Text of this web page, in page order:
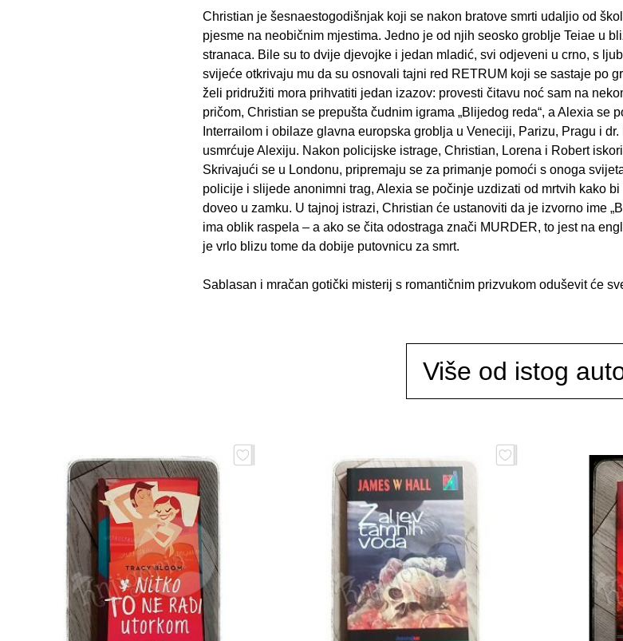
Christian je šesnaestogodišnjak koji se nakon bratove smrti udaljio od
pjesme na neobičnim mjestima. Jedno je od njih seosko groblje Teiae u
stranaca. Bile su to dvije djevojke i jedan mladić, svi odjeveni u crno, s
svijeće otkrivaju mu da su osnovali tajni red RETRUM koji se sastaje po
želi pridružiti mora prihvatiti jedan izazov: provesti čitavu noć sam na
pričom, Christian se prepušta čudnim igrama „Blijedog reda“, a Alexia
Interrailom i obilaze glavna europska groblja u Veneciji, Parizu, Pragu i
usmrćuje Alexiju. Nakon policijske istrage, Christian, Lorena i Robert
Skrivajući se u Londonu, pripremaju se za primanje pomoći s onoga
policije i slijede anonimni trag, Alexia se počinje uzdizati od mrtvih kako
doveo u zamku. U tajnoj istrazi, Christian će ustanoviti da je izvorno ime
ima oblik raspela – a ako se čita odostraga znači MURDER, to jest na
je vrlo blizu tome da dobije putovnicu za smrt.
Sablasan i mračan gotički misterij s romantičnim prizvukom oduševit će
Više od istog